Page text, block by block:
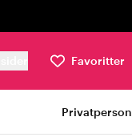
Favoritter
Privatperson